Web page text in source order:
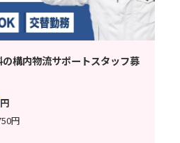
構内物流サポートスタッフ募
円
円